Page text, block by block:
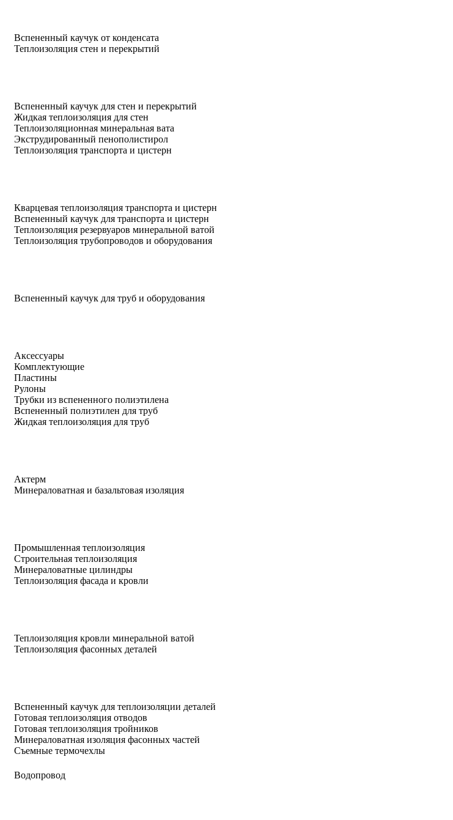
Вспененный каучук от конденсата
Теплоизоляция стен и перекрытий
Вспененный каучук для стен и перекрытий
Жидкая теплоизоляция для стен
Теплоизоляционная минеральная вата
Экструдированный пенополистирол
Теплоизоляция транспорта и цистерн
Кварцевая теплоизоляция транспорта и цистерн
Вспененный каучук для транспорта и цистерн
Теплоизоляция резервуаров минеральной ватой
Теплоизоляция трубопроводов и оборудования
Вспененный каучук для труб и оборудования
Аксессуары
Комплектующие
Пластины
Рулоны
Трубки из вспененного полиэтилена
Вспененный полиэтилен для труб
Жидкая теплоизоляция для труб
Актерм
Минераловатная и базальтовая изоляция
Промышленная теплоизоляция
Строительная теплоизоляция
Минераловатные цилиндры
Теплоизоляция фасада и кровли
Теплоизоляция кровли минеральной ватой
Теплоизоляция фасонных деталей
Вспененный каучук для теплоизоляции деталей
Готовая теплоизоляция отводов
Готовая теплоизоляция тройников
Минераловатная изоляция фасонных частей
Съемные термочехлы
Водопровод